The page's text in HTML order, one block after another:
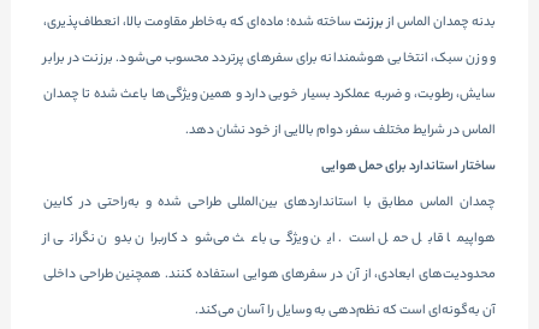
بدنه چمدان الماس ازبرزنتساخته شده؛ ماده‌ای که به‌خاطر مقاومت بالا، انعطاف‌پذیری،
و وزن سبک، انتخابی هوشمندانه برای سفرهای پرتردد محسوب می‌شود. برزنت در برابر
سایش، رطوبت، و ضربه عملکرد بسیار خوبی دارد و همین ویژگی‌ها باعث شده تا چمدان
الماس در شرایط مختلف سفر، دوام بالایی از خود نشان دهد.
ساختار استاندارد برای حمل هوایی
چمدان الماس مطابق با استانداردهای بین‌المللی طراحی شده و به‌راحتی در کابین
هواپیما قابل حمل است. این ویژگی باعث می‌شود کاربران بدون نگرانی از
محدودیت‌های ابعادی، از آن در سفرهای هوایی استفاده کنند. همچنین طراحی داخلی
آن به‌گونه‌ای است که نظم‌دهی به وسایل را آسان می‌کند.